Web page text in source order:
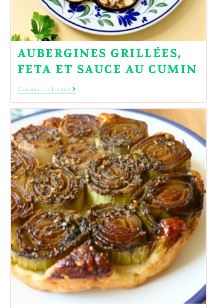
AUBERGINES GRILLÉES,
FETA ET SAUCE AU CUMIN
Continuer La Lecture